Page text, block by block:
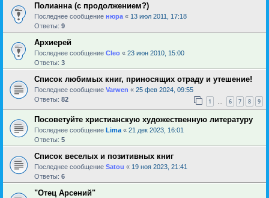
Полианна (с продолжением?)
Последнее сообщение нюра « 13 июл 2011, 17:18
Ответы: 9
Архиерей
Последнее сообщение Cleo « 23 июн 2010, 15:00
Ответы: 3
Список любимых книг, приносящих отраду и утешение!
Последнее сообщение Varwen « 25 фев 2024, 09:55
Ответы: 82 1 6 7 8 9
Посоветуйте христианскую художественную литературу
Последнее сообщение Lima « 21 дек 2023, 16:01
Ответы: 5
Список веселых и позитивных книг
Последнее сообщение Satou « 19 ноя 2023, 21:41
Ответы: 6
"Отец Арсений"